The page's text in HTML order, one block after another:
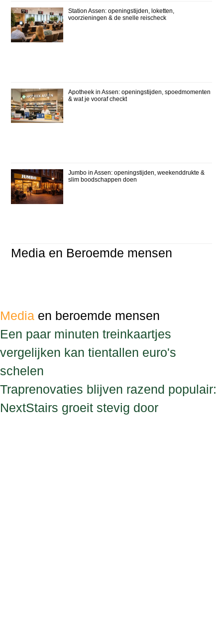
Station Assen: openingstijden, loketten,
voorzieningen & de snelle reischeck
Apotheek in Assen: openingstijden, spoedmomenten
& wat je vooraf checkt
Jumbo in Assen: openingstijden, weekenddrukte &
slim boodschappen doen
Media en Beroemde mensen
Media en beroemde mensen
Een paar minuten treinkaartjes
vergelijken kan tientallen euro's
schelen
Traprenovaties blijven razend populair:
NextStairs groeit stevig door